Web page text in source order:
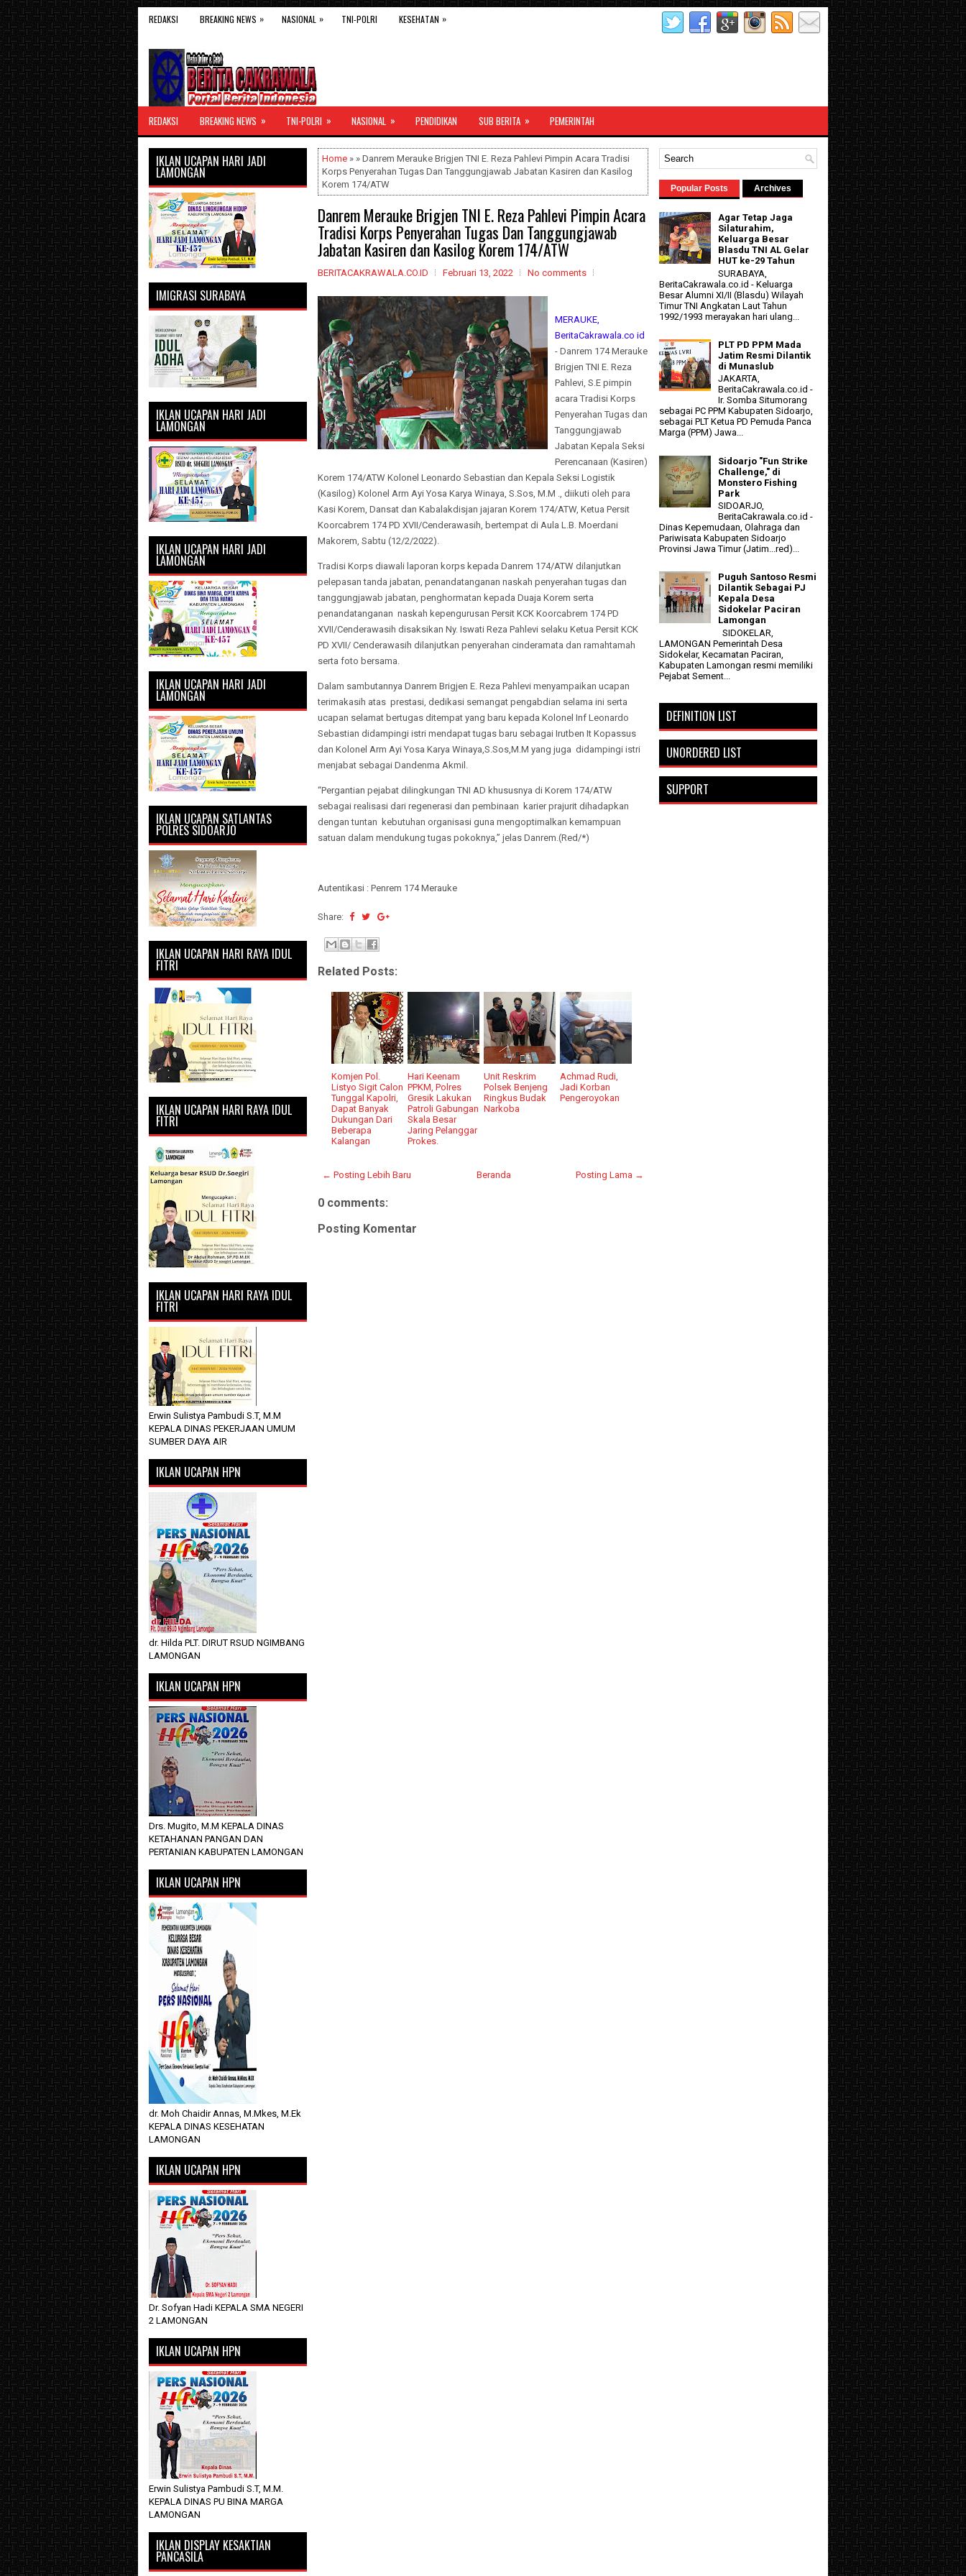
REDAKSI BREAKING NEWS » NASIONAL » TNI-POLRI KESEHATAN »
REDAKSI BREAKING NEWS » TNI-POLRI » NASIONAL » PENDIDIKAN SUB BERITA » PEMERINTAH
Home » » Danrem Merauke Brigjen TNI E. Reza Pahlevi Pimpin Acara Tradisi
Korps Penyerahan Tugas Dan Tanggungjawab Jabatan Kasiren dan Kasilog
Korem 174/ATW
Danrem Merauke Brigjen TNI E. Reza Pahlevi Pimpin Acara
Tradisi Korps Penyerahan Tugas Dan Tanggungjawab
Jabatan Kasiren dan Kasilog Korem 174/ATW
BERITACAKRAWALA.CO.ID Februari 13, 2022 No comments
MERAUKE,
BeritaCakrawala.co id
- Danrem 174 Merauke
Brigjen TNI E. Reza
Pahlevi, S.E pimpin
acara Tradisi Korps
Penyerahan Tugas dan
Tanggungjawab
Jabatan Kepala Seksi
Perencanaan (Kasiren)
Korem 174/ATW Kolonel Leonardo Sebastian dan Kepala Seksi Logistik
(Kasilog) Kolonel Arm Ayi Yosa Karya Winaya, S.Sos, M.M ., diikuti oleh para
Kasi Korem, Dansat dan Kabalakdisjan jajaran Korem 174/ATW, Ketua Persit
Koorcabrem 174 PD XVII/Cenderawasih, bertempat di Aula L.B. Moerdani
Makorem, Sabtu (12/2/2022).
Tradisi Korps diawali laporan korps kepada Danrem 174/ATW dilanjutkan
pelepasan tanda jabatan, penandatanganan naskah penyerahan tugas dan
tanggungjawab jabatan, penghormatan kepada Duaja Korem serta
penandatanganan naskah kepengurusan Persit KCK Koorcabrem 174 PD
XVII/Cenderawasih disaksikan Ny. Iswati Reza Pahlevi selaku Ketua Persit KCK
PD XVII/ Cenderawasih dilanjutkan penyerahan cinderamata dan ramahtamah
serta foto bersama.
Dalam sambutannya Danrem Brigjen E. Reza Pahlevi menyampaikan ucapan
terimakasih atas prestasi, dedikasi semangat pengabdian selama ini serta
ucapan selamat bertugas ditempat yang baru kepada Kolonel Inf Leonardo
Sebastian didampingi istri mendapat tugas baru sebagai Irutben It Kopassus
dan Kolonel Arm Ayi Yosa Karya Winaya,S.Sos,M.M yang juga didampingi istri
menjabat sebagai Dandenma Akmil.
“Pergantian pejabat dilingkungan TNI AD khususnya di Korem 174/ATW
sebagai realisasi dari regenerasi dan pembinaan karier prajurit dihadapkan
dengan tuntan kebutuhan organisasi guna mengoptimalkan kemampuan
satuan dalam mendukung tugas pokoknya,” jelas Danrem.(Red/*)
Autentikasi : Penrem 174 Merauke
Share:
Related Posts:
Komjen Pol.
Listyo Sigit Calon
Tunggal Kapolri,
Dapat Banyak
Dukungan Dari
Beberapa
Kalangan
Hari Keenam
PPKM, Polres
Gresik Lakukan
Patroli Gabungan
Skala Besar
Jaring Pelanggar
Prokes.
Unit Reskrim
Polsek Benjeng
Ringkus Budak
Narkoba
Achmad Rudi,
Jadi Korban
Pengeroyokan
← Posting Lebih Baru Posting Lama →
Beranda
0 comments:
Posting Komentar
IKLAN UCAPAN HARI JADI
LAMONGAN
IMIGRASI SURABAYA
IKLAN UCAPAN HARI JADI
LAMONGAN
IKLAN UCAPAN HARI JADI
LAMONGAN
IKLAN UCAPAN HARI JADI
LAMONGAN
IKLAN UCAPAN SATLANTAS
POLRES SIDOARJO
IKLAN UCAPAN HARI RAYA IDUL
FITRI
IKLAN UCAPAN HARI RAYA IDUL
FITRI
IKLAN UCAPAN HARI RAYA IDUL
FITRI
Erwin Sulistya Pambudi S.T, M.M
KEPALA DINAS PEKERJAAN UMUM
SUMBER DAYA AIR
IKLAN UCAPAN HPN
dr. Hilda PLT. DIRUT RSUD NGIMBANG
LAMONGAN
IKLAN UCAPAN HPN
Drs. Mugito, M.M KEPALA DINAS
KETAHANAN PANGAN DAN
PERTANIAN KABUPATEN LAMONGAN
IKLAN UCAPAN HPN
dr. Moh Chaidir Annas, M.Mkes, M.Ek
KEPALA DINAS KESEHATAN
LAMONGAN
IKLAN UCAPAN HPN
Dr. Sofyan Hadi KEPALA SMA NEGERI
2 LAMONGAN
IKLAN UCAPAN HPN
Erwin Sulistya Pambudi S.T, M.M.
KEPALA DINAS PU BINA MARGA
LAMONGAN
IKLAN DISPLAY KESAKTIAN
PANCASILA
Popular Posts Archives
Agar Tetap Jaga
Silaturahim,
Keluarga Besar
Blasdu TNI AL Gelar
HUT ke-29 Tahun
SURABAYA,
BeritaCakrawala.co.id - Keluarga
Besar Alumni XI/II (Blasdu) Wilayah
Timur TNI Angkatan Laut Tahun
1992/1993 merayakan hari ulang...
PLT PD PPM Mada
Jatim Resmi Dilantik
di Munaslub
JAKARTA,
BeritaCakrawala.co.id -
Ir. Somba Situmorang
sebagai PC PPM Kabupaten Sidoarjo,
sebagai PLT Ketua PD Pemuda Panca
Marga (PPM) Jawa...
Sidoarjo "Fun Strike
Challenge," di
Monstero Fishing
Park
SIDOARJO,
BeritaCakrawala.co.id -
Dinas Kepemudaan, Olahraga dan
Pariwisata Kabupaten Sidoarjo
Provinsi Jawa Timur (Jatim...red)...
Puguh Santoso Resmi
Dilantik Sebagai PJ
Kepala Desa
Sidokelar Paciran
Lamongan
SIDOKELAR,
LAMONGAN Pemerintah Desa
Sidokelar, Kecamatan Paciran,
Kabupaten Lamongan resmi memiliki
Pejabat Sement...
DEFINITION LIST
UNORDERED LIST
SUPPORT